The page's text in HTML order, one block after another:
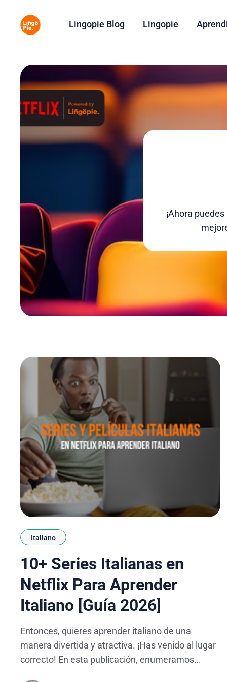
Lingopie Blog Lingopie
¡Ahora
Italiano
10+ Series Italianas en
Netflix Para Aprender
Italiano [Guía 2026]
Entonces, quieres aprender italiano de una
manera divertida y atractiva. ¡Has venido al lugar
correcto! En esta publicación, enumeramos